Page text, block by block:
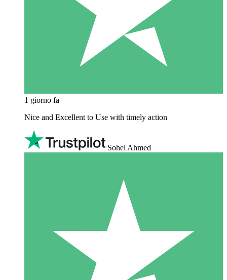
1 giorno fa
Nice and Excellent to Use with timely action
Sohel Ahmed